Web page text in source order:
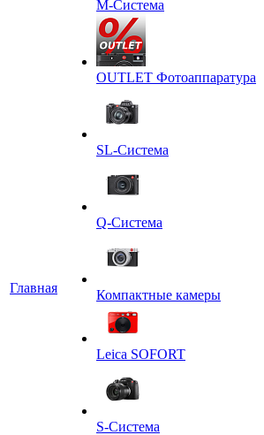
Главная
M-Система
OUTLET Фотоаппаратура
SL-Система
Q-Cистема
Компактные камеры
Leica SOFORT
S-Система